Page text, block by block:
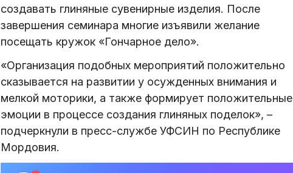
создавать глиняные сувенирные изделия. После
завершения семинара многие изъявили желание
посещать кружок «Гончарное дело».
«Организация подобных мероприятий положительно
сказывается на развитии у осужденных внимания и
мелкой моторики, а также формирует положительные
эмоции в процессе создания глиняных поделок», –
подчеркнули в пресс-службе УФСИН по Республике
Мордовия.